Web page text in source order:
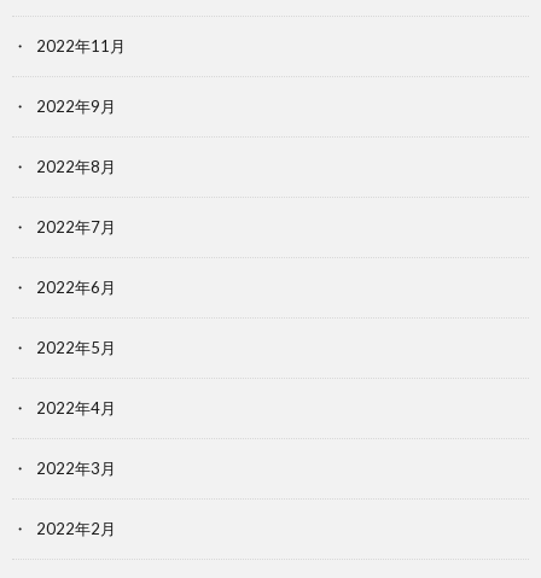
2022年11月
2022年9月
2022年8月
2022年7月
2022年6月
2022年5月
2022年4月
2022年3月
2022年2月